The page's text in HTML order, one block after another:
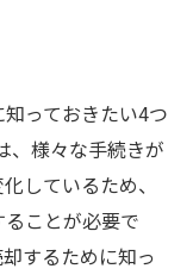
っておきたい4つ
、様々な手続きが
しているため、
ことが必要で
するために知っ